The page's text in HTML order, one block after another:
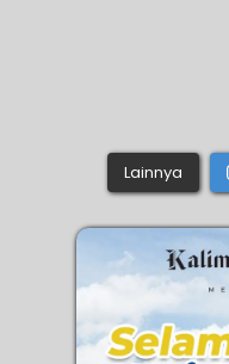
Lainnya